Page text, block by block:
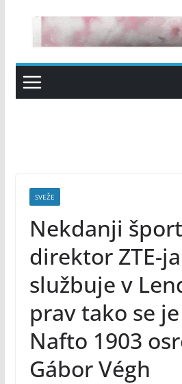
content
SVEŽE
Nekdanji
direktor ZTE-
službuje v
prav tako se
Nafto 1903
Gábor Végh